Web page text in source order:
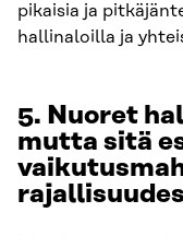
pikaisia ja
hallinaloilla ja
5. Nuoret
mutta sitä